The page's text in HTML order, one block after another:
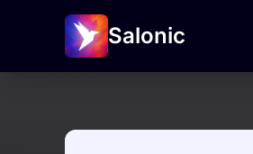
Salonic